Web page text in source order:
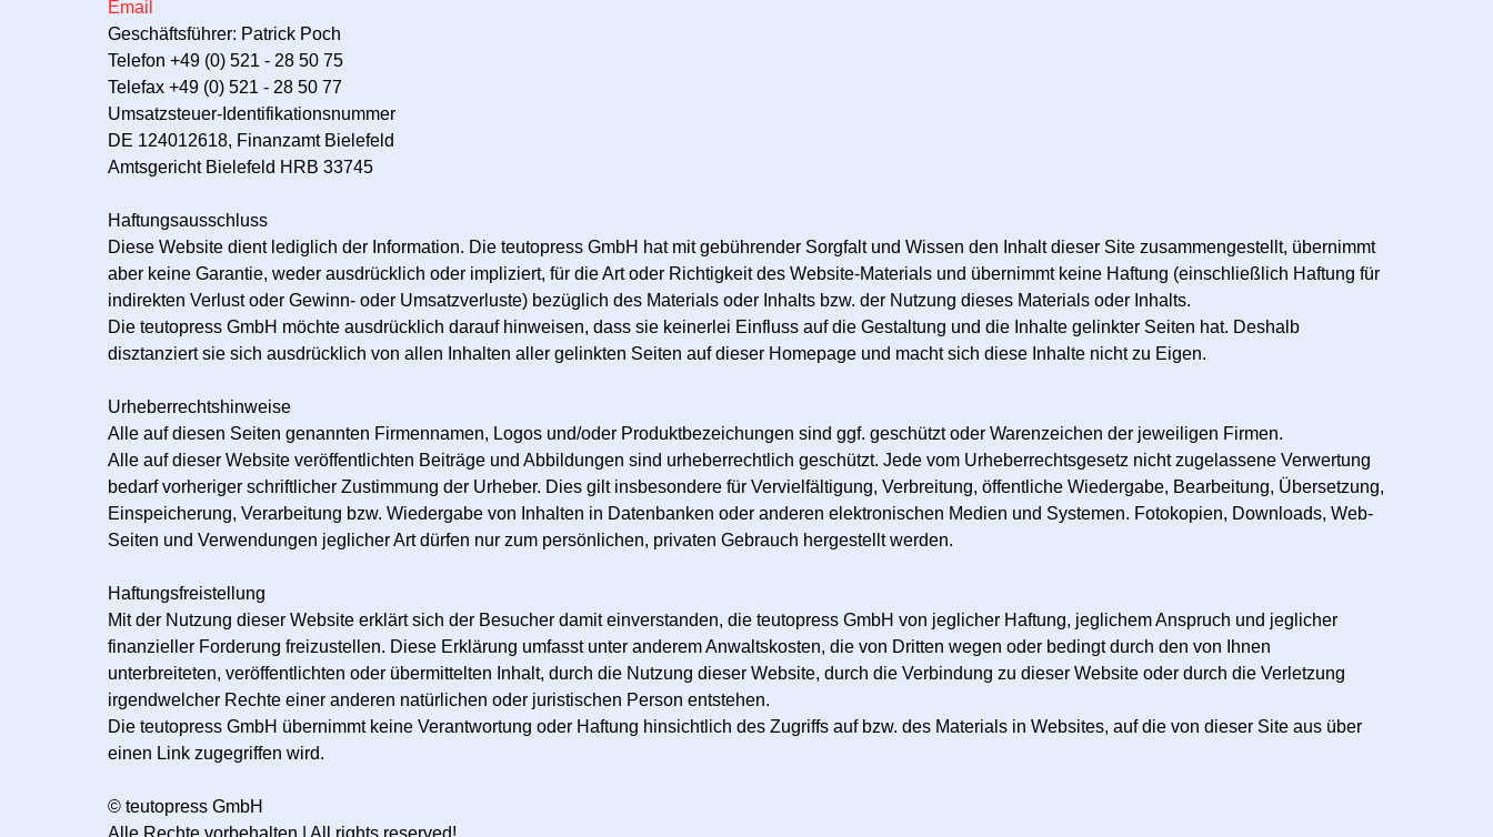
Email
Geschäftsführer: Patrick Poch
Telefon +49 (0) 521 - 28 50 75
Telefax +49 (0) 521 - 28 50 77
Umsatzsteuer-Identifikationsnummer
DE 124012618, Finanzamt Bielefeld
Amtsgericht Bielefeld HRB 33745
Haftungsausschluss
Diese Website dient lediglich der Information. Die teutopress GmbH hat mit gebührender Sorgfalt und Wissen den Inhalt dieser Site zusammengestellt, übernimmt
aber keine Garantie, weder ausdrücklich oder impliziert, für die Art oder Richtigkeit des Website-Materials und übernimmt keine Haftung (einschließlich Haftung für
indirekten Verlust oder Gewinn- oder Umsatzverluste) bezüglich des Materials oder Inhalts bzw. der Nutzung dieses Materials oder Inhalts.
Die teutopress GmbH möchte ausdrücklich darauf hinweisen, dass sie keinerlei Einfluss auf die Gestaltung und die Inhalte gelinkter Seiten hat. Deshalb
disztanziert sie sich ausdrücklich von allen Inhalten aller gelinkten Seiten auf dieser Homepage und macht sich diese Inhalte nicht zu Eigen.
Urheberrechtshinweise
Alle auf diesen Seiten genannten Firmennamen, Logos und/oder Produktbezeichungen sind ggf. geschützt oder Warenzeichen der jeweiligen Firmen.
Alle auf dieser Website veröffentlichten Beiträge und Abbildungen sind urheberrechtlich geschützt. Jede vom Urheberrechtsgesetz nicht zugelassene Verwertung
bedarf vorheriger schriftlicher Zustimmung der Urheber. Dies gilt insbesondere für Vervielfältigung, Verbreitung, öffentliche Wiedergabe, Bearbeitung, Übersetzung,
Einspeicherung, Verarbeitung bzw. Wiedergabe von Inhalten in Datenbanken oder anderen elektronischen Medien und Systemen. Fotokopien, Downloads, Web-
Seiten und Verwendungen jeglicher Art dürfen nur zum persönlichen, privaten Gebrauch hergestellt werden.
Haftungsfreistellung
Mit der Nutzung dieser Website erklärt sich der Besucher damit einverstanden, die teutopress GmbH von jeglicher Haftung, jeglichem Anspruch und jeglicher
finanzieller Forderung freizustellen. Diese Erklärung umfasst unter anderem Anwaltskosten, die von Dritten wegen oder bedingt durch den von Ihnen
unterbreiteten, veröffentlichten oder übermittelten Inhalt, durch die Nutzung dieser Website, durch die Verbindung zu dieser Website oder durch die Verletzung
irgendwelcher Rechte einer anderen natürlichen oder juristischen Person entstehen.
Die teutopress GmbH übernimmt keine Verantwortung oder Haftung hinsichtlich des Zugriffs auf bzw. des Materials in Websites, auf die von dieser Site aus über
einen Link zugegriffen wird.
© teutopress GmbH
Alle Rechte vorbehalten | All rights reserved!